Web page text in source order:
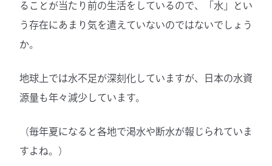
ることが当たり前の生活をしているので、「水」とい
う存在にあまり気を遣えていないのではないでしょう
か。
地球上では水不足が深刻化していますが、日本の水資
源量も年々減少しています。
（毎年夏になると各地で渇水や断水が報じられていま
すよね。）